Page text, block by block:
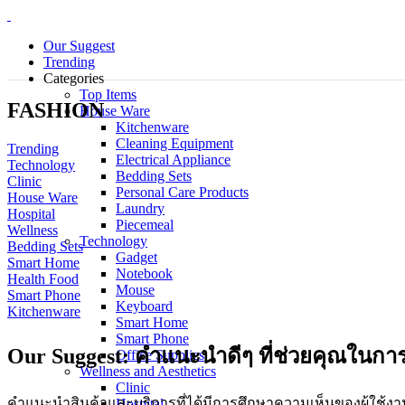
Our Suggest
Trending
Categories
Top Items
House Ware
Kitchenware
Cleaning Equipment
Electrical Appliance
Bedding Sets
Personal Care Products
Laundry
Piecemeal
Technology
Gadget
Notebook
Mouse
Keyboard
Smart Home
Smart Phone
Office Supplies
Wellness and Aesthetics
Clinic
FASHION
Trending
Technology
Clinic
House Ware
Hospital
Wellness
Bedding Sets
Smart Home
Health Food
Smart Phone
Kitchenware
Our Suggest: คำแนะนำดีๆ ที่ช่วยคุณในกา